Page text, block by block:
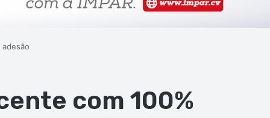
com 100%